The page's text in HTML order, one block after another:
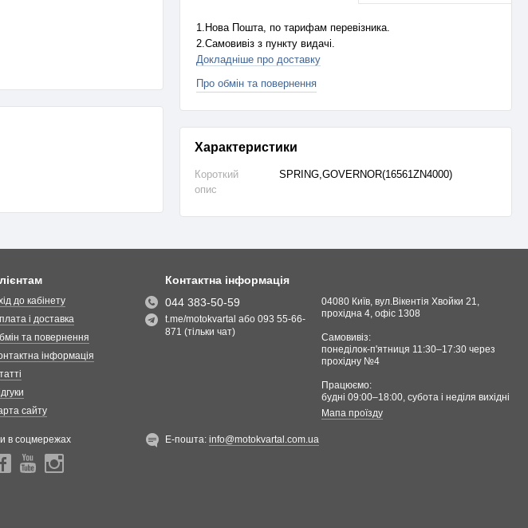
1.Нова Пошта, по тарифам перевізника.
2.Самовивіз з пункту видачі.
Докладніше про доставку
Про обмін та повернення
Характеристики
Короткий
опис
SPRING,GOVERNOR(16561ZN4000)
до кабінету
і доставка
та повернення
інформація
сайту
в соцмережах
Контактна інформація
044 383-50-59
t.me/motokvartal або 093 55-66-
871 (тільки чат)
04080 Київ, вул.Вікентія Хвойки 21,
прохідна 4, офіс 1308
Самовивіз:
понеділок-п'ятниця 11:30–17:30 через
прохідну №4
Працюємо:
будні 09:00–18:00, cубота і неділя вихідні
Мапа проїзду
Е-пошта:info@motokvartal.com.ua